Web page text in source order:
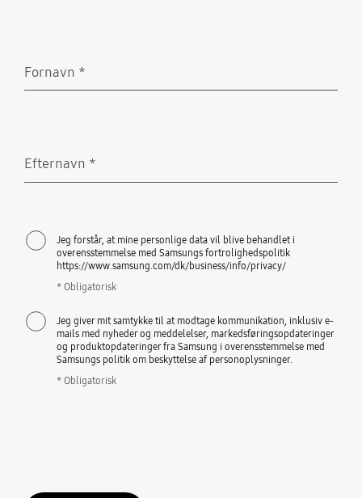
Fornavn *
Efternavn *
Jeg forstår, at mine personlige data vil blive behandlet i
overensstemmelse med Samsungs fortrolighedspolitik
https://www.samsung.com/dk/business/info/privacy/
* Obligatorisk
Jeg giver mit samtykke til at modtage kommunikation, inklusiv e-
mails med nyheder og meddelelser, markedsføringsopdateringer
og produktopdateringer fra Samsung i overensstemmelse med
Samsungs politik om beskyttelse af personoplysninger.
* Obligatorisk